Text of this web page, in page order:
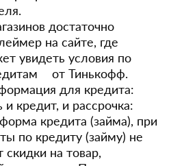
достаточно
на сайте, где
увидеть условия по
от Тинькофф.
для кредита:
и кредит, и рассрочка:
кредита (займа), при
по кредиту (займу) не
скидки на товар,